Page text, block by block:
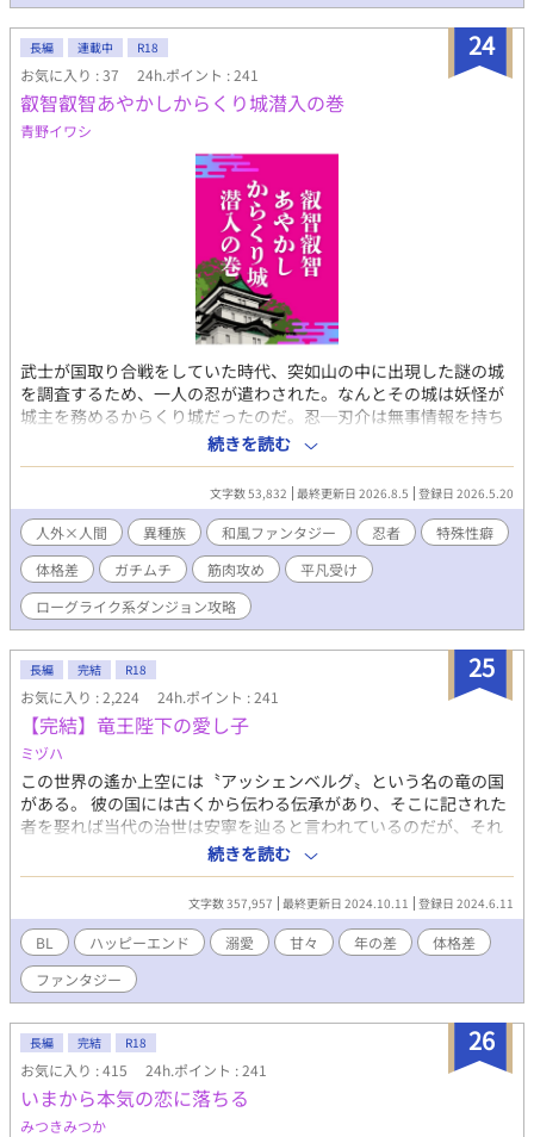
24
長編 連載中 R18
お気に入り : 37 24h.ポイント : 241
叡智叡智あやかしからくり城潜入の巻
青野イワシ
武士が国取り合戦をしていた時代、突如山の中に出現した謎の城
を調査するため、一人の忍が遣わされた。なんとその城は妖怪が
城主を務めるからくり城だったのだ。忍─刃介は無事情報を持ち
帰ることが出来るのか！？ というガチムチ妖怪人外ボス×NINJA
のエロトラップダンジョンもどき小説です。多分四天王とか出ま
す。 頭を空っぽにして読んで頂きたいです。
続きを読む
文字数 53,832 最終更新日 2026.8.5 登録日 2026.5.20
人外×人間 異種族 和風ファンタジー 忍者
特殊性癖
体格差
ガチムチ 筋肉攻め
平凡受け
ローグライク系ダンジョン攻略
25
長編 完結 R18
お気に入り : 2,224 24h.ポイント : 241
【完結】竜王陛下の愛し子
ミヅハ
この世界の遙か上空には〝アッシェンベルグ〟という名の竜の国
がある。 彼の国には古くから伝わる伝承があり、そこに記された
者を娶れば当代の治世は安寧を辿ると言われているのだが、それ
は一代の王に対して一人しか現れない類稀な存在だった。 〝蓮の
花のアザ〟を持つ者。 それこそが目印であり、代々の竜王が捜し
求めている存在だ。 しかし、ただでさえ希少な存在である上に、
時の流れと共に人が増えアザを持つ者を見付ける事も困難になっ
てしまい、以来何千年と〝蓮の花のアザ〟を持つ者を妃として迎
えられた王はいなかった。 それから時は流れ、アザを持つ者が現
れたと知ってから捜し続けていた今代の王・レイフォードは、南
の辺境近くにある村で一人の青年、ルカと出会う。 土や泥に塗れ
ながらも美しい容姿をしたルカに一目惚れしたレイフォードは、
どうにか近付きたくて足繁く村へと通いルカの仕事を手伝う事に
した。 だがそんな穏やかな時も束の間、ある日突然村に悲劇が訪
れ────。 穏和な美形竜王(攻)×辺境の村育ちの美人青年(受)
性的描写ありには※印つけてます。 少しだけ痛々しい表現あり。
続きを読む
文字数 357,957 最終更新日 2024.10.11 登録日 2024.6.11
BL ハッピーエンド 溺愛 甘々 年の差
体格差
ファンタジー
26
長編 完結 R18
お気に入り : 415 24h.ポイント : 241
いまから本気の恋に落ちる
みつきみつか